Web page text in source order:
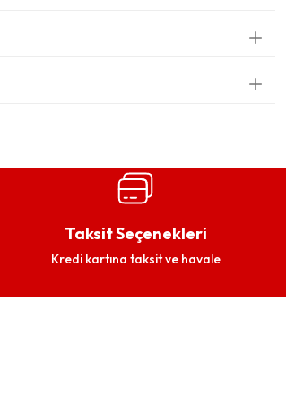
Taksit Seçenekleri
Kredi kartına taksit ve havale